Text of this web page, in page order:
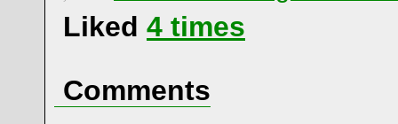
Liked 4 times
Comments